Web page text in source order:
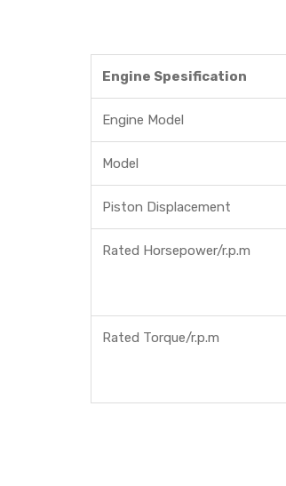
Engine Spesification
Engine Model
Model
Piston Displacement
Rated Horsepower/r.p.m
Rated Torque/r.p.m